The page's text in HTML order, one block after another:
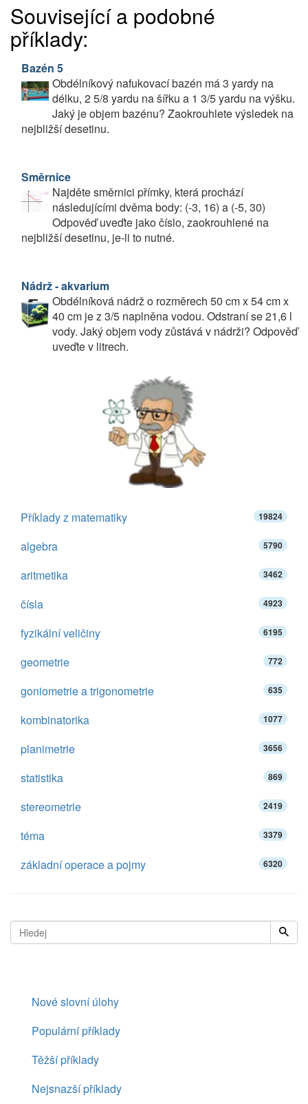
Související a podobné
příklady:
Bazén 5
Obdélníkový nafukovací bazén má 3 yardy na
délku, 2 5/8 yardu na šířku a 1 3/5 yardu na výšku.
Jaký je objem bazénu? Zaokrouhlete výsledek na
nejbližší desetinu.
Směrnice
Najděte směrnici přímky, která prochází
následujícími dvěma body: (-3, 16) a (-5, 30)
Odpověď uveďte jako číslo, zaokrouhlené na
nejbližší desetinu, je-li to nutné.
Nádrž - akvarium
Obdélníková nádrž o rozměrech 50 cm x 54 cm x
40 cm je z 3/5 naplněna vodou. Odstraní se 21,6 l
vody. Jaký objem vody zůstává v nádrži? Odpověď
uveďte v litrech.
Příklady z matematiky 19824
algebra 5790
aritmetika 3462
čísla 4923
fyzikální veličiny 6195
geometrie 772
goniometrie a trigonometrie 635
kombinatorika 1077
planimetrie 3656
statistika 869
stereometrie 2419
téma 3379
základní operace a pojmy 6320
Nové slovní úlohy
Populární příklady
Těžší příklady
Nejsnazší příklady